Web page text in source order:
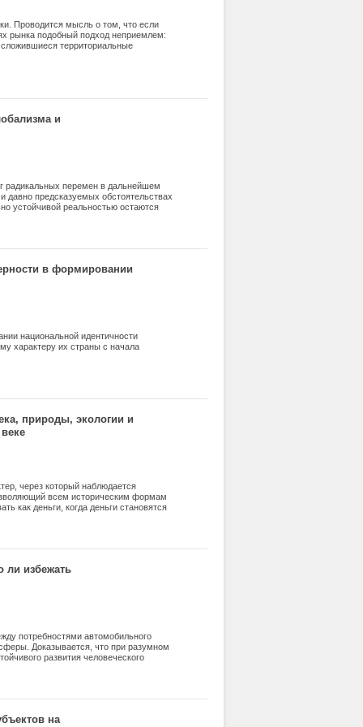
Проводится мысль о том, что если
рынка подобный подход неприемлем:
территориальные
и
радикальных перемен в дальнейшем
предсказуемых обстоятельствах
устойчивой реальностью остаются
взаимодействия, это может оказаться
в формировании
национальной идентичности
характеру их страны с начала
природы, экологии и
через который наблюдается
всем историческим формам
как деньги, когда деньги становятся
развития денег, развития
деньгах, в «деньгах над
отчуждение человека от
ли избежать
потребностями автомобильного
Доказывается, что при разумном
развития человеческого
воздух Санкт-Петербурга в
на